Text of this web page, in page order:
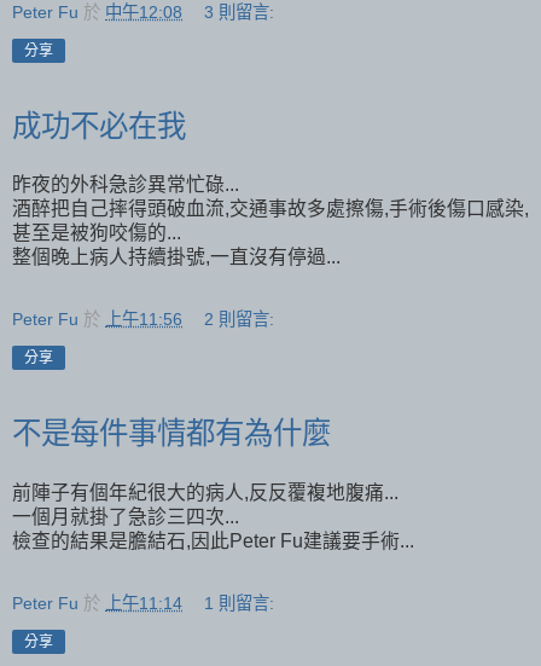
Peter Fu 於 中午12:08 3 則留言:
分享
成功不必在我
昨夜的外科急診異常忙碌...
酒醉把自己摔得頭破血流,交通事故多處擦傷,手術後傷口感染,
甚至是被狗咬傷的...
整個晚上病人持續掛號,一直沒有停過...
Peter Fu 於 上午11:56 2 則留言:
分享
不是每件事情都有為什麼
前陣子有個年紀很大的病人,反反覆複地腹痛...
一個月就掛了急診三四次...
檢查的結果是膽結石,因此Peter Fu建議要手術...
Peter Fu 於 上午11:14 1 則留言:
分享